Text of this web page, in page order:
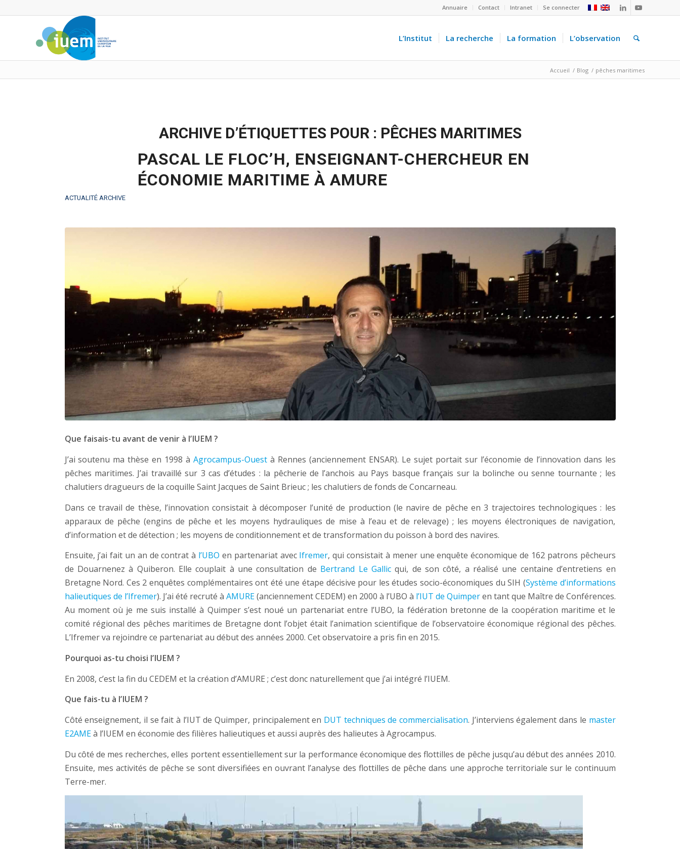
Annuaire Contact Intranet Se connecter
L’Institut La recherche La formation L’observation
Accueil / Blog / pêches maritimes
ARCHIVE D’ÉTIQUETTES POUR : PÊCHES MARITIMES
PASCAL LE FLOC’H, ENSEIGNANT-CHERCHEUR EN
ÉCONOMIE MARITIME À AMURE
ACTUALITÉ ARCHIVE
Que faisais-tu avant de venir à l’IUEM ?
J’ai soutenu ma thèse en 1998 àAgrocampus-Ouest à Rennes (anciennement ENSAR). Le sujet portait sur l’économie de l’innovation dans les
pêches maritimes. J’ai travaillé sur 3 cas d’études : la pêcherie de l’anchois au Pays basque français sur la bolinche ou senne tournante ; les
chalutiers dragueurs de la coquille Saint Jacques de Saint Brieuc ; les chalutiers de fonds de Concarneau.
Dans ce travail de thèse, l’innovation consistait à décomposer l’unité de production (le navire de pêche en 3 trajectoires technologiques : les
apparaux de pêche (engins de pêche et les moyens hydrauliques de mise à l’eau et de relevage) ; les moyens électroniques de navigation,
d’information et de détection ; les moyens de conditionnement et de transformation du poisson à bord des navires.
Ensuite, j’ai fait un an de contrat à l’UBO en partenariat avec Ifremer, qui consistait à mener une enquête économique de 162 patrons pêcheurs
de Douarnenez à Quiberon. Elle couplait à une consultation de Bertrand Le Gallicqui, de son côté, a réalisé une centaine d’entretiens en
Bretagne Nord. Ces 2 enquêtes complémentaires ont été une étape décisive pour les études socio-économiques du SIH (Système d’informations
halieutiques de l’Ifremer). J’ai été recruté à AMURE(anciennement CEDEM) en 2000 à l’UBO à l’IUT de Quimperen tant que Maître de Conférences.
Au moment où je me suis installé à Quimper s’est noué un partenariat entre l’UBO, la fédération bretonne de la coopération maritime et le
comité régional des pêches maritimes de Bretagne dont l’objet était l’animation scientifique de l’observatoire économique régional des pêches.
L’Ifremer va rejoindre ce partenariat au début des années 2000. Cet observatoire a pris fin en 2015.
Pourquoi as-tu choisi l’IUEM ?
En 2008, c’est la fin du CEDEM et la création d’AMURE ; c’est donc naturellement que j’ai intégré l’IUEM.
Que fais-tu à l’IUEM ?
Côté enseignement, il se fait à l’IUT de Quimper, principalement en DUT techniques de commercialisation. J’interviens également dans le master
E2AMEà l’IUEM en économie des filières halieutiques et aussi auprès des halieutes à Agrocampus.
Du côté de mes recherches, elles portent essentiellement sur la performance économique des flottilles de pêche jusqu’au début des années 2010.
Ensuite, mes activités de pêche se sont diversifiées en ouvrant l’analyse des flottilles de pêche dans une approche territoriale sur le continuum
Terre-mer.